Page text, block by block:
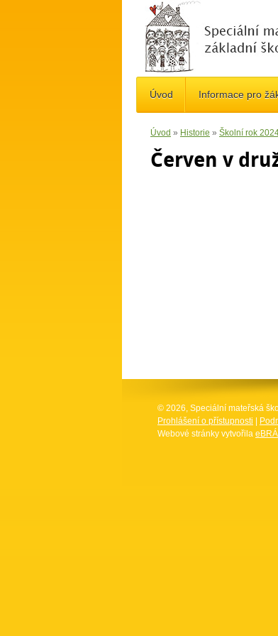
Úvod Informace pro
Úvod » Historie » Školní rok
Červen v
© 2026, Speciální mateřská
Prohlášení o přístupnosti
Webové stránky vytvořila